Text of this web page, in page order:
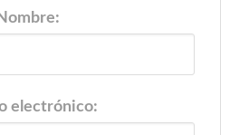
electrónico: